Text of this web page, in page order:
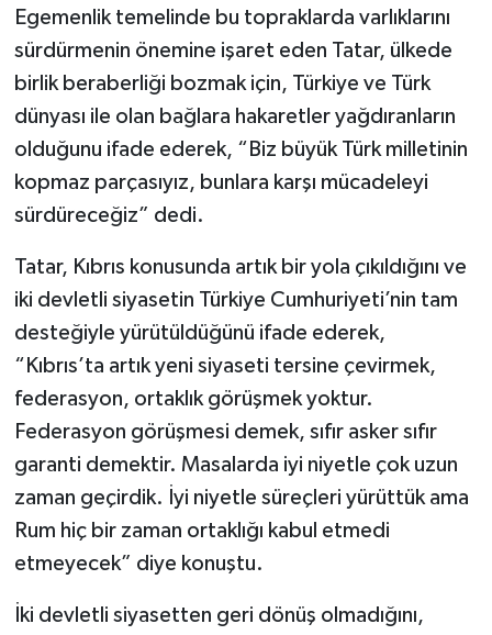
Egemenlik temelinde bu topraklarda varlıklarını
sürdürmenin önemine işaret eden Tatar, ülkede
birlik beraberliği bozmak için, Türkiye ve Türk
dünyası ile olan bağlara hakaretler yağdıranların
olduğunu ifade ederek, “Biz büyük Türk milletinin
kopmaz parçasıyız, bunlara karşı mücadeleyi
sürdüreceğiz” dedi.
Tatar, Kıbrıs konusunda artık bir yola çıkıldığını ve
iki devletli siyasetin Türkiye Cumhuriyeti’nin tam
desteğiyle yürütüldüğünü ifade ederek,
“Kıbrıs’ta artık yeni siyaseti tersine çevirmek,
federasyon, ortaklık görüşmek yoktur.
Federasyon görüşmesi demek, sıfır asker sıfır
garanti demektir. Masalarda iyi niyetle çok uzun
zaman geçirdik. İyi niyetle süreçleri yürüttük ama
Rum hiç bir zaman ortaklığı kabul etmedi
etmeyecek” diye konuştu.
İki devletli siyasetten geri dönüş olmadığını,